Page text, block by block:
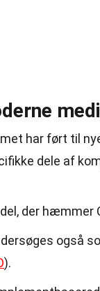
har ført til
dele af
der hæmmer
også
).